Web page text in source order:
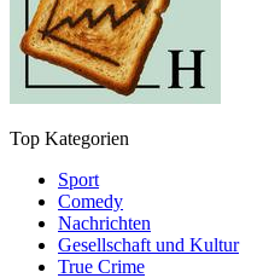
Top Kategorien
Sport
Comedy
Nachrichten
Gesellschaft und Kultur
True Crime